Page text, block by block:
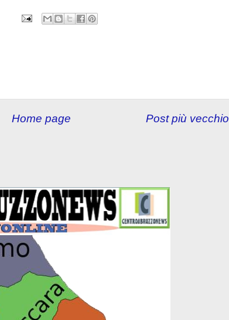
Post più vecchio
Home page